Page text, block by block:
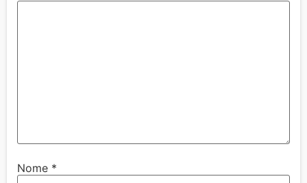
Nome *